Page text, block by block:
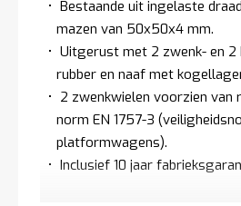
account
Bestaande uit ingelaste
mazen van 50x50x4 mm.
Uitgerust met 2 zwenk- en 2
rubber en naaf met
2 zwenkwielen voorzien van
norm EN 1757-3
platformwagens).
Inclusief 10 jaar